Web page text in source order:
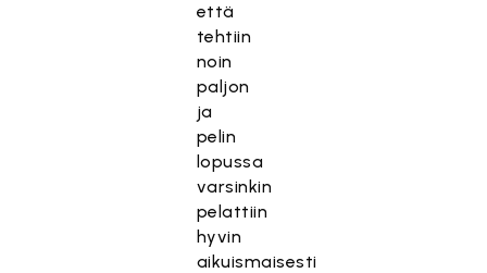
että
tehtiin
noin
paljon
ja
pelin
lopussa
varsinkin
pelattiin
hyvin
aikuismaisesti